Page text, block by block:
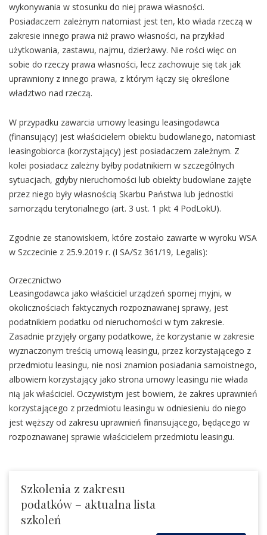
wykonywania w stosunku do niej prawa własności.
Posiadaczem zależnym natomiast jest ten, kto włada rzeczą w
zakresie innego prawa niż prawo własności, na przykład
użytkowania, zastawu, najmu, dzierżawy. Nie rości więc on
sobie do rzeczy prawa własności, lecz zachowuje się tak jak
uprawniony z innego prawa, z którym łączy się określone
władztwo nad rzeczą.
W przypadku zawarcia umowy leasingu leasingodawca
(finansujący) jest właścicielem obiektu budowlanego, natomiast
leasingobiorca (korzystający) jest posiadaczem zależnym. Z
kolei posiadacz zależny byłby podatnikiem w szczególnych
sytuacjach, gdyby nieruchomości lub obiekty budowlane zajęte
przez niego były własnością Skarbu Państwa lub jednostki
samorządu terytorialnego (art. 3 ust. 1 pkt 4 PodLokU).
Zgodnie ze stanowiskiem, które zostało zawarte w wyroku WSA
w Szczecinie z 25.9.2019 r. (I SA/Sz 361/19, Legalis):
Orzecznictwo
Leasingodawca jako właściciel urządzeń spornej myjni, w
okolicznościach faktycznych rozpoznawanej sprawy, jest
podatnikiem podatku od nieruchomości w tym zakresie.
Zasadnie przyjęły organy podatkowe, że korzystanie w zakresie
wyznaczonym treścią umową leasingu, przez korzystającego z
przedmiotu leasingu, nie nosi znamion posiadania samoistnego,
albowiem korzystający jako strona umowy leasingu nie włada
nią jak właściciel. Oczywistym jest bowiem, że zakres uprawnień
korzystającego z przedmiotu leasingu w odniesieniu do niego
jest węższy od zakresu uprawnień finansującego, będącego w
rozpoznawanej sprawie właścicielem przedmiotu leasingu.
Szkolenia z zakresu
podatków – aktualna lista
szkoleń